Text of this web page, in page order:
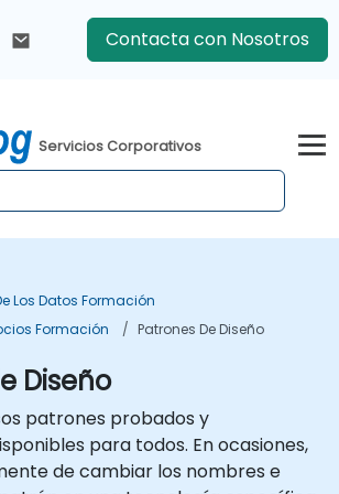
Contacta con Nosotros
Servicios Corporativos
Los Datos Formación
Formación
Patrones De Diseño
Diseño
patrones probados y
para todos. En ocasiones,
de cambiar los nombres e